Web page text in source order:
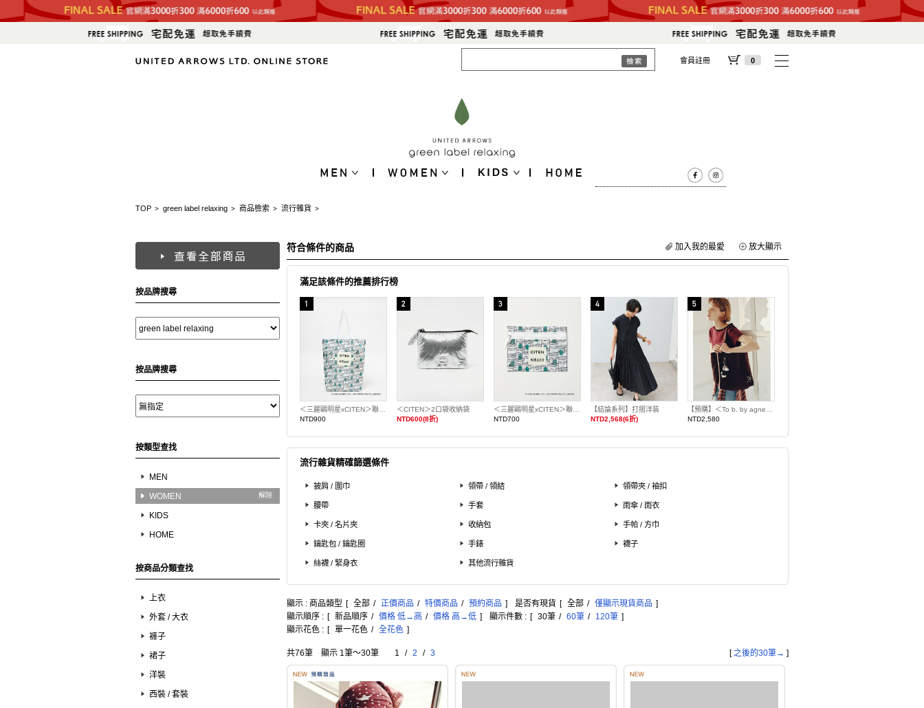
會員註冊 0
TOP > green label relaxing > 商品檢索 > 流行雜貨 >
按品牌搜尋
按品牌搜尋
按類型查找
MEN
WOMEN
解除
KIDS
HOME
按商品分類查找
上衣
外套 / 大衣
褲子
裙子
洋裝
西裝 / 套裝
符合條件的商品 放大顯示
加入我的最愛
滿足該條件的推薦排行榜
NTD900
＜CITEN＞2口袋收納袋
NTD600(8折)
NTD700
【結論系列】打摺洋裝
NTD2,568(6折)
NTD2,580
流行雜貨精確篩選條件
披肩 / 圍巾 領帶 / 領結 領帶夾 / 袖扣
腰帶 手套 雨傘 / 雨衣
卡夾 / 名片夾 收納包 手帕 / 方巾
鑰匙包 / 鑰匙圈 手錶 襪子
絲襪 / 緊身衣 其他流行雜貨
顯示 : 商品類型 [ 全部 / 正價商品 / 特價商品 / 預約商品 ] 是否有現貨 [ 全部 / 僅顯示現貨商品 ]
顯示順序 : [ 新品順序 / 價格 低→高 / 價格 高→低 ] 顯示件數 : [ 30筆 / 60筆 / 120筆 ]
顯示花色 : [ 單一花色 / 全花色 ]
共76筆 顯示 1筆〜30筆 1 / 2 / 3 [ 之後的30筆→ ]